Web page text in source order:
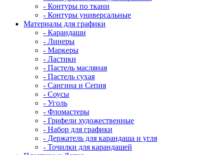
- Контуры по ткани
- Контуры универсальные
Материалы для графики
- Карандаши
- Линеры
- Маркеры
- Ластики
- Пастель масляная
- Пастель сухая
- Сангина и Сепия
- Соусы
- Уголь
- Фломастеры
- Грифели художественные
- Набор для графики
- Держатель для карандаша и угля
- Точилки для карандашей